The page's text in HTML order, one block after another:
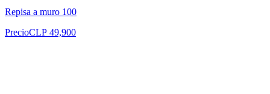
Repisa a muro 100
PrecioCLP 49,900